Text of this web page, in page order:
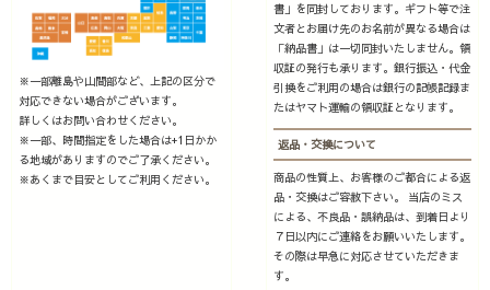
※一部離島や山間部など、上記の区分で
対応できない場合がございます。
詳しくはお問い合わせください。
※一部、時間指定をした場合は+1日かか
る地域がありますのでご了承ください。
※あくまで目安としてご利用ください。
書」を同封しております。ギフト等で注
文者とお届け先のお名前が異なる場合は
「納品書」は一切同封いたしません。領
収証の発行も承ります。銀行振込・代金
引換をご利用の場合は銀行の記帳記録ま
たはヤマト運輸の領収証となります。
返品・交換について
商品の性質上、お客様のご都合による返
品・交換はご容赦下さい。 当店のミス
による、不良品・誤納品は、到着日より
７日以内にご連絡をお願いいたします。
その際は早急に対応させていただきま
す。